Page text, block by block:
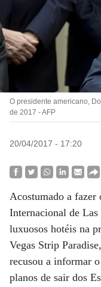
O presidente americano,
de 2017 - AFP
20/04/2017 - 17:20
Acostumado a
Internacional de Las
luxuosos hotéis na
Vegas Strip
recusou a informar
planos de sair dos